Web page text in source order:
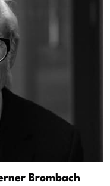
Brombach